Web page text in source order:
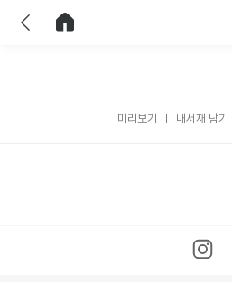
미리보기 내서재 담기